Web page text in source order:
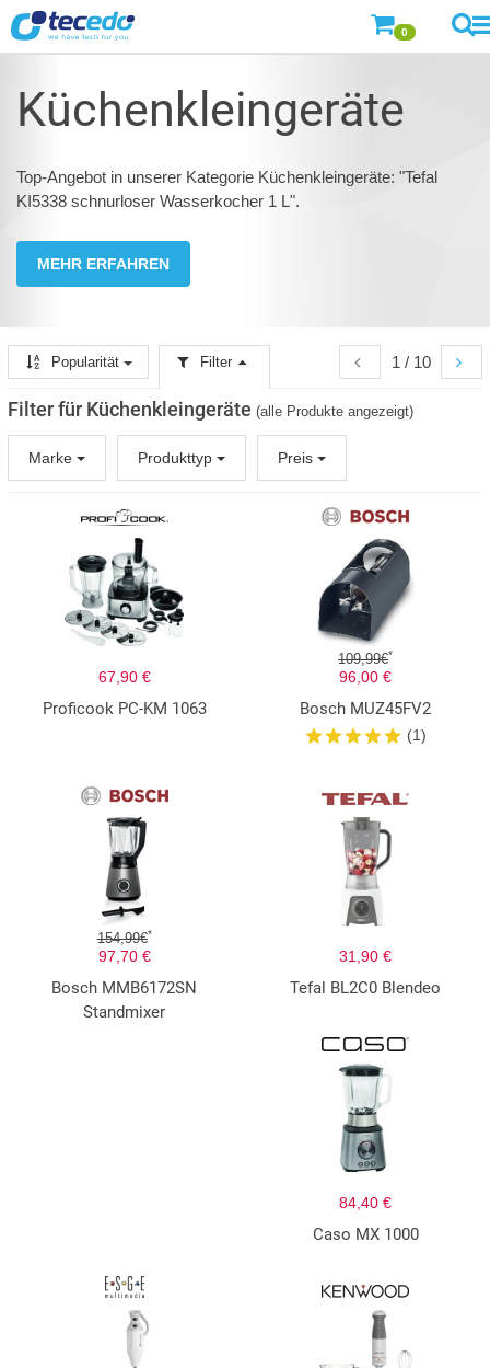
0
Küchenkleingeräte
Top-Angebot in unserer Kategorie Küchenkleingeräte: "Tefal
KI5338 schnurloser Wasserkocher 1 L".
MEHR ERFAHREN
1 / 10
Popularität Filter
Filter für Küchenkleingeräte (alle Produkte angezeigt)
Marke Produkttyp Preis
67,90 €
Proficook PC-KM 1063
109,99€*
96,00 €
Bosch MUZ45FV2
(1)
154,99€*
97,70 €
Bosch MMB6172SN
Standmixer
31,90 €
Tefal BL2C0 Blendeo
84,40 €
Caso MX 1000